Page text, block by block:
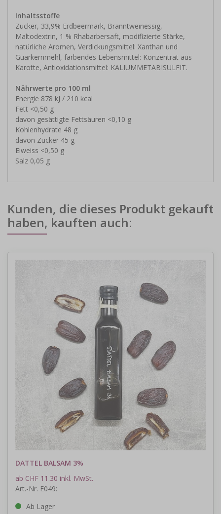
Inhaltsstoffe
Zucker, 33,9% Erdbeermark, Branntweinessig,
Maltodextrin, 1 % Rhabarbersaft, modifizierte Stärke,
natürliche Aromen, Verdickungsmittel: Xanthan und
Guarkernmehl, färbendes Lebensmittel: Konzentrat aus
Karotte, Antioxidationsmittel: KALIUMMETABISULFIT.
Nährwerte pro 100 ml
Energie 878 kJ / 210 kcal
Fett <0,50 g
davon gesättigte Fettsäuren <0,10 g
Kohlenhydrate 48 g
davon Zucker 45 g
Eiweiss <0,50 g
Salz 0,05 g
Kunden, die dieses Produkt gekauft
haben, kauften auch:
DATTEL BALSAM 3%
ab CHF 11.30 inkl. MwSt.
Art.-Nr. E049:
Ab Lager